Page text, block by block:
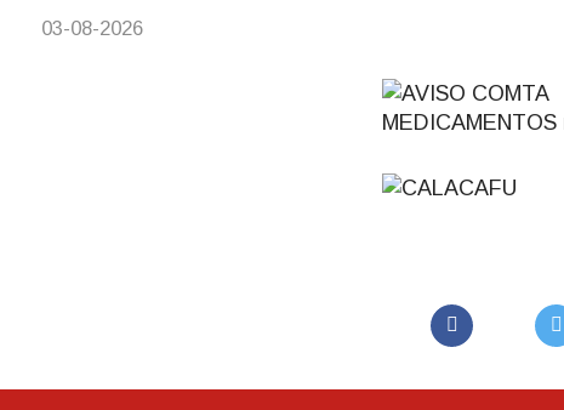
03-08-2026